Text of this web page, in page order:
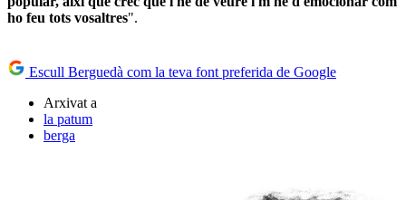
ho feu tots vosaltres".
Escull Berguedà com la teva font preferida de Google
Arxivat a
la patum
berga